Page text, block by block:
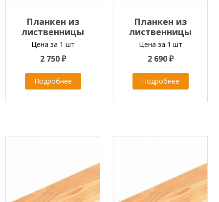
Планкен из
лиственницы
скошенный
20x140x2000-6000 мм
класс B
Цена за 1 шт
2 750 ₽
Подробнее
Планкен из
лиственницы
скошенный
20x140x2000-6000 мм
класс A
Цена за 1 шт
2 690 ₽
Подробнее